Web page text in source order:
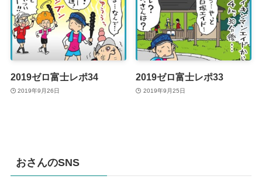
2019ゼロ富士レポ34
2019年9月26日
2019ゼロ富士レポ33
2019年9月25日
おさんのSNS